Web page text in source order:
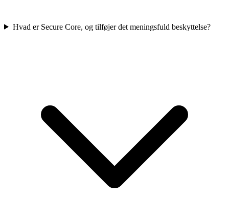
Hvad er Secure Core, og tilføjer det meningsfuld beskyttelse?